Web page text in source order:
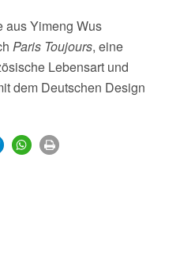
aus Yimeng Wus
Paris Toujours, eine
Lebensart und
dem Deutschen Design